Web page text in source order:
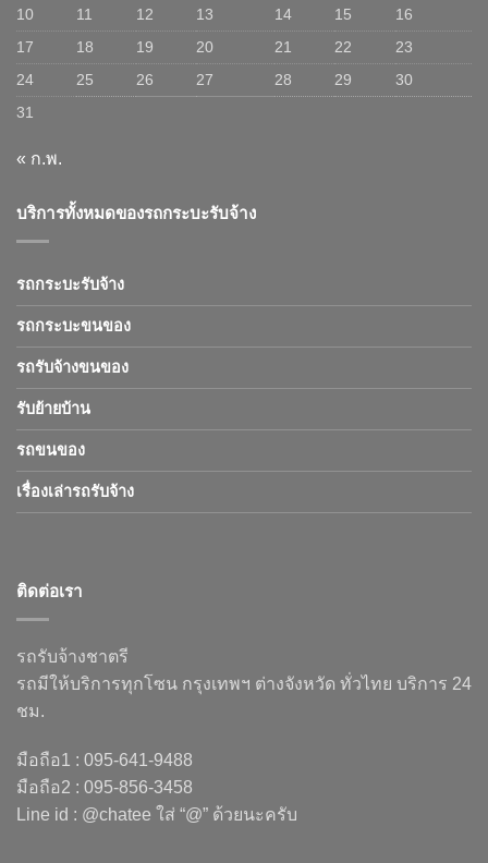
10
11 12 13 14 15
16
17
18 19 20 21 22
23
24
25 26 27 28 29
30
31
« ก.พ.
บริการทั้งหมดของรถกระบะรับจ้าง
รถกระบะรับจ้าง
รถกระบะขนของ
รถรับจ้างขนของ
รับย้ายบ้าน
รถขนของ
เรื่องเล่ารถรับจ้าง
ติดต่อเรา
รถรับจ้างชาตรี
รถมีให้บริการทุกโซน กรุงเทพฯ ต่างจังหวัด ทั่วไทย บริการ 24
ชม.
มือถือ1 : 095-641-9488
มือถือ2 : 095-856-3458
Line id : @chatee ใส่ “@” ด้วยนะครับ